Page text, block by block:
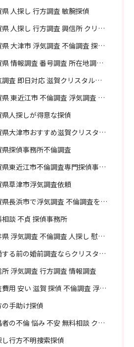
人探し 行方調査 敏腕探偵
探し 行方調査 興信所 クリスタル探偵がおすすめ
津市 浮気調査 不倫調査 探偵 探偵事務所 素行調査 企業調査 興信所
報調査 番号調査 所在地調査 企業調査 探偵事務所
査 即日対応 滋賀クリスタル探偵事務所
近江市 不倫調査 浮気調査 探偵 探偵事務所 無料相談 調査料金
県人探しが得意な探偵
大津市おすすめ滋賀クリスタル探偵事務所
県探偵事務所不倫調査
東近江市不倫調査専門探偵事務所
県草津市浮気調査依頼
長浜市で浮気調査 不倫調査を頼むなら
相談 不貞 探偵事務所
気調査 不倫調査 人探し 慰謝料 請求 裁判 相談 探偵 探偵事務所
前の婚前調査ならクリスタル探偵事務所へお問い合わせ
浮気調査 行方調査 情報調査
用 安い 滋賀 探偵 不倫調査 浮気調査
の手助け探偵
不倫 悩み 不安 無料相談 クリスタル探偵事務所
し行方不明捜索探偵